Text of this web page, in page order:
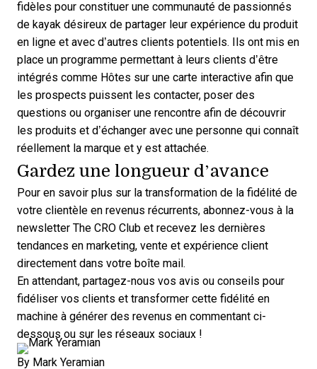
fidèles pour constituer une communauté de passionnés
de kayak désireux de partager leur expérience du produit
en ligne et avec d’autres clients potentiels. Ils ont mis en
place un programme permettant à leurs clients d’être
intégrés comme Hôtes sur une carte interactive afin que
les prospects puissent les contacter, poser des
questions ou organiser une rencontre afin de découvrir
les produits et d’échanger avec une personne qui connaît
réellement la marque et y est attachée.
Gardez une longueur d’avance
Pour en savoir plus sur la transformation de la fidélité de
votre clientèle en revenus récurrents, abonnez-vous à la
newsletter The CRO Club et recevez les dernières
tendances en marketing, vente et expérience client
directement dans votre boîte mail.
En attendant, partagez-nous vos avis ou conseils pour
fidéliser vos clients et transformer cette fidélité en
machine à générer des revenus en commentant ci-
dessous ou sur les réseaux sociaux !
By Mark Yeramian